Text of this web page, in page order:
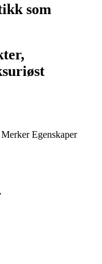
som
Merker Egenskaper